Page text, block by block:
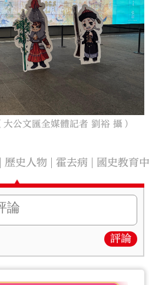
公文匯全媒體記者 劉裕 攝）
歷史人物 霍去病 國史教育
評論